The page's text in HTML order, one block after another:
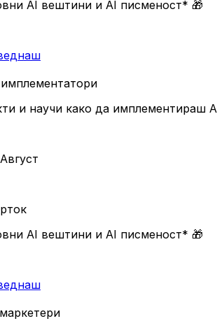
AI вештини и AI писменост* 🎁
и научи како да имплементираш
Август
AI вештини и AI писменост* 🎁